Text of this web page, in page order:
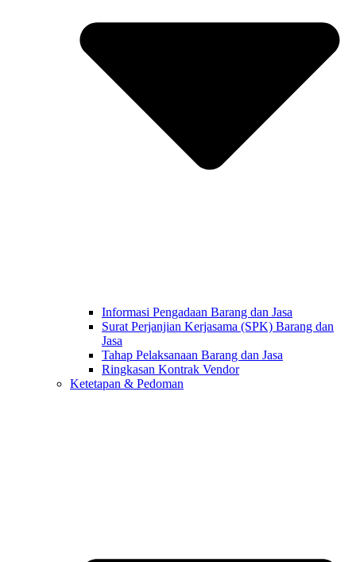
Informasi Pengadaan Barang dan Jasa
Surat Perjanjian Kerjasama (SPK) Barang dan
Jasa
Tahap Pelaksanaan Barang dan Jasa
Ringkasan Kontrak Vendor
Ketetapan & Pedoman